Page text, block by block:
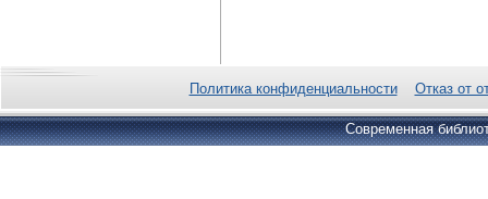
Политика конфиденциальности Отказ от
Современная